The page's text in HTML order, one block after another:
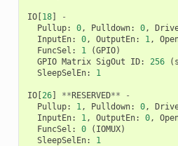
IO[18]
-
Pullup: 0, Pulldown: 0,
InputEn: 0, OutputEn: 1,
FuncSel : 1 (GPIO)
GPIO Matrix SigOut ID: 256 (
SleepSelEn: 1
IO[26] **RESERVED**
-
Pullup: 1, Pulldown: 0,
InputEn: 1, OutputEn: 0,
FuncSel : 0 ( IOMUX)
SleepSelEn: 1